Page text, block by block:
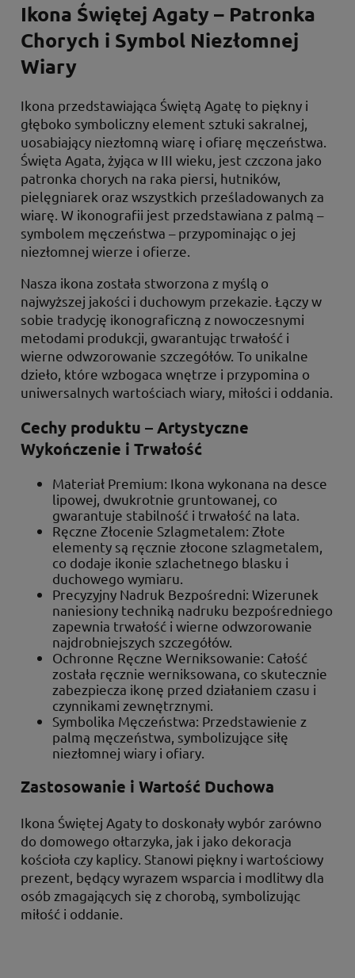
Ikona Świętej Agaty – Patronka
Chorych i Symbol Niezłomnej
Wiary
Ikona przedstawiająca Świętą Agatę to piękny i
głęboko symboliczny element sztuki sakralnej,
uosabiający niezłomną wiarę i ofiarę męczeństwa.
Święta Agata, żyjąca w III wieku, jest czczona jako
patronka chorych na raka piersi, hutników,
pielęgniarek oraz wszystkich prześladowanych za
wiarę. W ikonografii jest przedstawiana z palmą –
symbolem męczeństwa – przypominając o jej
niezłomnej wierze i ofierze.
Nasza ikona została stworzona z myślą o
najwyższej jakości i duchowym przekazie. Łączy w
sobie tradycję ikonograficzną z nowoczesnymi
metodami produkcji, gwarantując trwałość i
wierne odwzorowanie szczegółów. To unikalne
dzieło, które wzbogaca wnętrze i przypomina o
uniwersalnych wartościach wiary, miłości i oddania.
Cechy produktu – Artystyczne
Wykończenie i Trwałość
Materiał Premium: Ikona wykonana na desce
lipowej, dwukrotnie gruntowanej, co
gwarantuje stabilność i trwałość na lata.
Ręczne Złocenie Szlagmetalem: Złote
elementy są ręcznie złocone szlagmetalem,
co dodaje ikonie szlachetnego blasku i
duchowego wymiaru.
Precyzyjny Nadruk Bezpośredni: Wizerunek
naniesiony techniką nadruku bezpośredniego
zapewnia trwałość i wierne odwzorowanie
najdrobniejszych szczegółów.
Ochronne Ręczne Werniksowanie: Całość
została ręcznie werniksowana, co skutecznie
zabezpiecza ikonę przed działaniem czasu i
czynnikami zewnętrznymi.
Symbolika Męczeństwa: Przedstawienie z
palmą męczeństwa, symbolizujące siłę
niezłomnej wiary i ofiary.
Zastosowanie i Wartość Duchowa
Ikona Świętej Agaty to doskonały wybór zarówno
do domowego ołtarzyka, jak i jako dekoracja
kościoła czy kaplicy. Stanowi piękny i wartościowy
prezent, będący wyrazem wsparcia i modlitwy dla
osób zmagających się z chorobą, symbolizując
miłość i oddanie.